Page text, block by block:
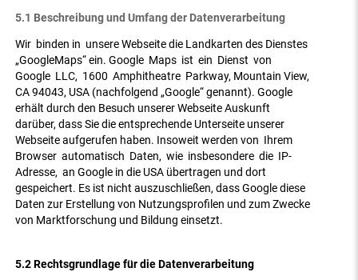
5.1 Beschreibung und Umfang der Datenverarbeitung
Wir binden in unsere Webseite die Landkarten des Dienstes
„GoogleMaps“ ein. Google Maps ist ein Dienst von
Google LLC, 1600 Amphitheatre Parkway, Mountain View,
CA 94043, USA (nachfolgend „Google“ genannt). Google
erhält durch den Besuch unserer Webseite Auskunft
darüber, dass Sie die entsprechende Unterseite unserer
Webseite aufgerufen haben. Insoweit werden von Ihrem
Browser automatisch Daten, wie insbesondere die IP-
Adresse, an Google in die USA übertragen und dort
gespeichert. Es ist nicht auszuschließen, dass Google diese
Daten zur Erstellung von Nutzungsprofilen und zum Zwecke
von Marktforschung und Bildung einsetzt.
5.2 Rechtsgrundlage für die Datenverarbeitung